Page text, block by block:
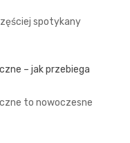
spotykany
– jak przebiega
to nowoczesne